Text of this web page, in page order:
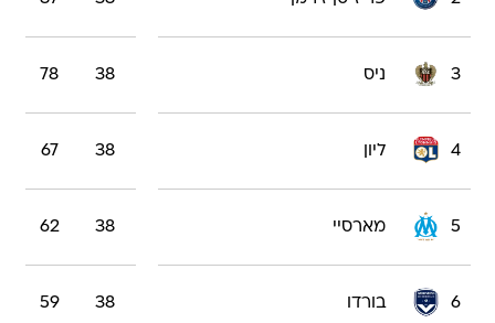
3 ניס 38
78
4 ליון 38
67
5 מארסיי 38
62
6 בורדו 38
59